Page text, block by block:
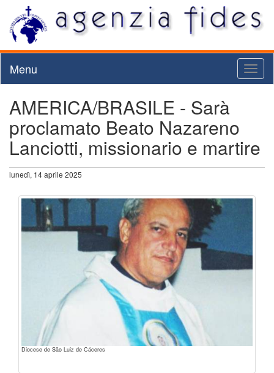
Menu
AMERICA/BRASILE - Sarà
proclamato Beato Nazareno
Lanciotti, missionario e martire
lunedì, 14 aprile 2025
Diocese de São Luiz de Cáceres